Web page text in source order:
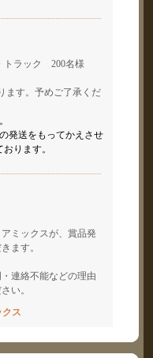
トラック 200名様
ます。予めご了承くだ
発送をもってかえさせ
ります。
ミックスが、賞品発
ます。
連絡不能などの理由
い。
ス